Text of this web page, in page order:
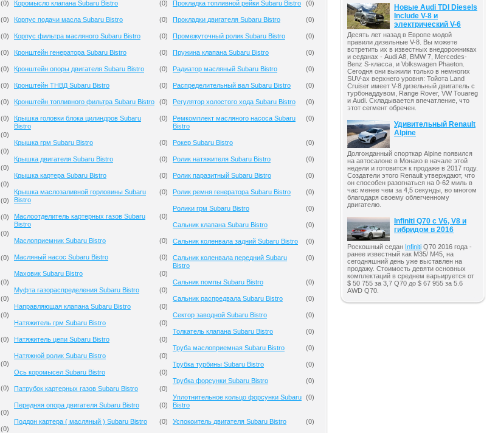
(0)
(0)
(0)
(0)
(0)
(0)
(0)
(0)
(0)
(0)
(0)
(0)
(0)
(0)
(0)
(0)
(0)
(0)
(0)
(0)
(0)
(0)
(0)
(0)
Коромысло клапана Subaru Bistro (0)
Корпус подачи масла Subaru Bistro (0)
Корпус фильтра масляного Subaru Bistro (0)
Кронштейн генератора Subaru Bistro (0)
Кронштейн опоры двигателя Subaru Bistro (0)
Кронштейн ТНВД Subaru Bistro (0)
Кронштейн топливного фильтра Subaru Bistro (0)
Крышка головки блока цилиндров Subaru
Bistro
(0)
Крышка грм Subaru Bistro (0)
Крышка двигателя Subaru Bistro (0)
Крышка картера Subaru Bistro (0)
Крышка маслозаливной горловины Subaru
Bistro
(0)
Маслоотделитель картерных газов Subaru
Bistro
(0)
Маслоприемник Subaru Bistro (0)
Масляный насос Subaru Bistro (0)
Маховик Subaru Bistro (0)
Муфта газораспределения Subaru Bistro (0)
Направляющая клапана Subaru Bistro (0)
Натяжитель грм Subaru Bistro (0)
Натяжитель цепи Subaru Bistro (0)
Натяжной ролик Subaru Bistro (0)
Ось коромысел Subaru Bistro (0)
Патрубок картерных газов Subaru Bistro (0)
Передняя опора двигателя Subaru Bistro (0)
Поддон картера ( масляный ) Subaru Bistro (0)
Прокладка топливной рейки Subaru Bistro (0)
Прокладки двигателя Subaru Bistro (0)
Промежуточный ролик Subaru Bistro (0)
Пружина клапана Subaru Bistro (0)
Радиатор масляный Subaru Bistro (0)
Распределительный вал Subaru Bistro (0)
Регулятор холостого хода Subaru Bistro (0)
Ремкомплект масляного насоса Subaru
Bistro
(0)
Рокер Subaru Bistro (0)
Ролик натяжителя Subaru Bistro (0)
Ролик паразитный Subaru Bistro (0)
Ролик ремня генератора Subaru Bistro (0)
Ролики грм Subaru Bistro (0)
Сальник клапана Subaru Bistro (0)
Сальник коленвала задний Subaru Bistro (0)
Сальник коленвала передний Subaru
Bistro
(0)
Сальник помпы Subaru Bistro (0)
Сальник распредвала Subaru Bistro (0)
Сектор заводной Subaru Bistro (0)
Толкатель клапана Subaru Bistro (0)
Труба маслоприемная Subaru Bistro (0)
Трубка турбины Subaru Bistro (0)
Трубка форсунки Subaru Bistro (0)
Уплотнительное кольцо форсунки Subaru
Bistro
(0)
Успокоитель двигателя Subaru Bistro (0)
Новые Audi TDI Diesels
Include V-8 и
электрический V-6
Десять лет назад в Европе модой
правили дизельные V-8. Вы можете
встретить их в известных внедорожниках
и седанах - Audi A8, BMW 7, Mercedes-
Benz S-класса, и Volkswagen Phaeton.
Сегодня они выжили только в немногих
SUV-ах верхнего уровня: Тойота Land
Cruiser имеет V-8 дизельный двигатель с
турбонаддувом, Range Rover, VW Touareg
и Audi. Складывается впечатление, что
этот сегмент обречен.
Удивительный Renault
Alpine
Долгожданный спорткар Alpine появился
на автосалоне в Монако в начале этой
недели и готовится к продаже в 2017 году.
Создатели этого Renault утверждают, что
он способен разогнаться на 0-62 миль в
час менее чем за 4,5 секунды, во многом
благодаря своему облегченному
двигателю.
Infiniti Q70 с V6, V8 и
гибридом в 2016
Роскошный седан Infiniti Q70 2016 года -
ранее известный как M35/ M45, на
сегодняшний день уже выставлен на
продажу. Стоимость девяти основных
комплектаций в среднем варьируется от
$ 50 755 за 3,7 Q70 до $ 67 955 за 5.6
AWD Q70.